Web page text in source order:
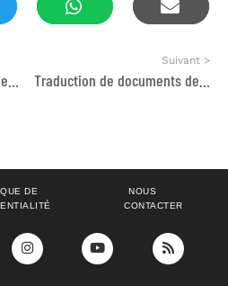
Suivant >
DE
NOUS
CONTACTER